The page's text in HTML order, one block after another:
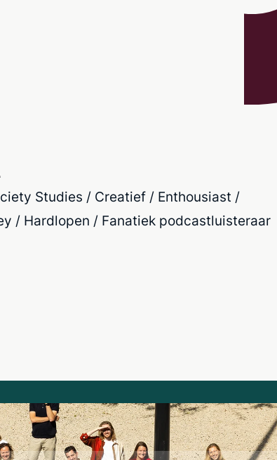
Studies / Creatief / Enthousiast /
/ Hardlopen / Fanatiek podcastluisteraar